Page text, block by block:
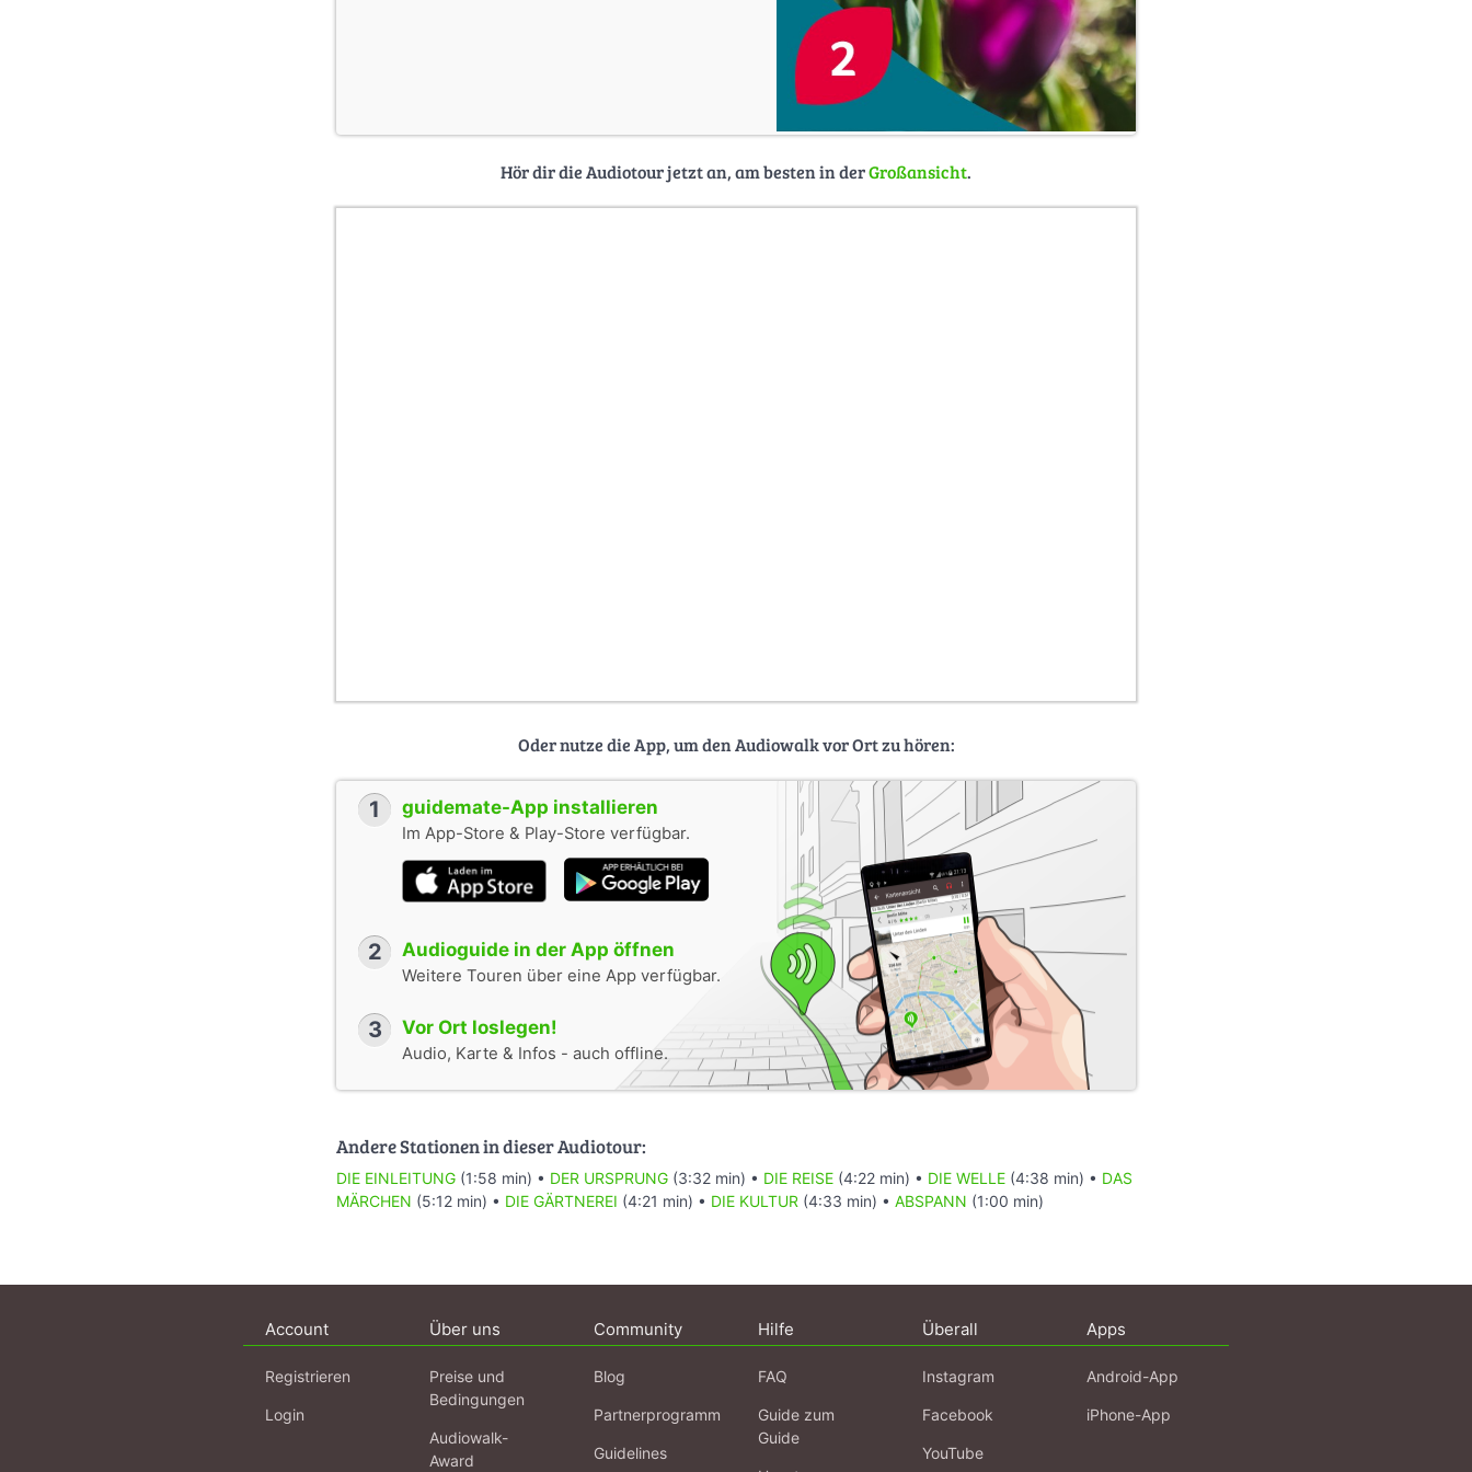
Hör dir die Audiotour jetzt an, am besten in derGroßansicht.
Oder nutze die App, um den Audiowalk vor Ort zu hören:
1 guidemate-App installieren
Im App-Store & Play-Store verfügbar.
2 Audioguide in der App öffnen
Weitere Touren über eine App verfügbar.
3 Vor Ort loslegen!
Audio, Karte & Infos - auch offline.
Andere Stationen in dieser Audiotour:
DIE EINLEITUNG (1:58 min) • DER URSPRUNG (3:32 min) • DIE REISE (4:22 min) • DIE WELLE (4:38 min) • DAS
MÄRCHEN (5:12 min) • DIE GÄRTNEREI (4:21 min) • DIE KULTUR (4:33 min) • ABSPANN (1:00 min)
Account
Registrieren
Login
Über uns
Preise und
Bedingungen
Audiowalk-
Award
Community
Blog
Partnerprogramm
Guidelines
Hilfe
FAQ
Guide zum
Guide
Überall
Instagram
Facebook
YouTube
Apps
Android-App
iPhone-App